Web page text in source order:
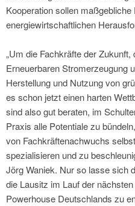
Kooperation sollen
energiewirtschaftlichen
„Um die Fachkräfte der
Erneuerbaren Stromerzeugung
Herstellung und Nutzung von
es schon jetzt einen harten
sind also gut beraten, im
Praxis alle Potentiale zu
von Fachkräftenachwuchs
spezialisieren und zu
Jörg Waniek. Nur so lasse sich
die Lausitz im Lauf der
Powerhouse Deutschlands zu